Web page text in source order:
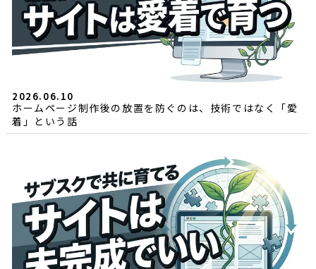
2026.06.10
ホームページ制作後の放置を防ぐのは、技術ではなく「愛
着」という話